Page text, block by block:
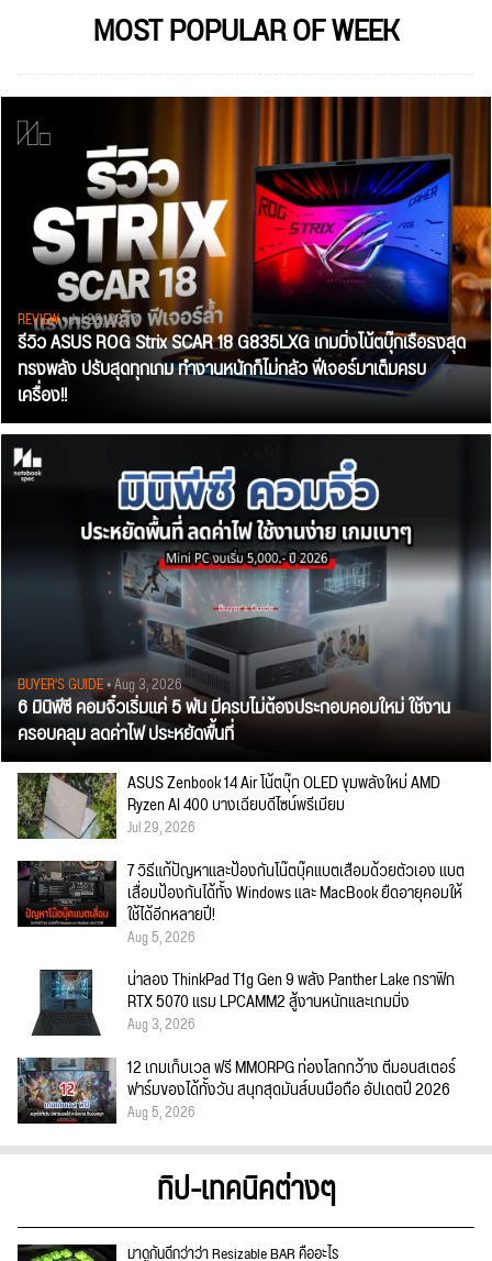
MOST POPULAR OF WEEK
REVIEW• Jul 28, 2026
รีวิว ASUS ROG Strix SCAR 18 G835LXG เกมมิ่งโน้ตบุ๊กเรือธงสุด
ทรงพลัง ปรับสุดทุกเกม ทำงานหนักก็ไม่กลัว ฟีเจอร์มาเต็มครบ
เครื่อง!!
BUYER'S GUIDE• Aug 3, 2026
6 มินิพีซี คอมจิ๋วเริ่มแค่ 5 พัน มีครบไม่ต้องประกอบคอมใหม่ ใช้งาน
ครอบคลุม ลดค่าไฟ ประหยัดพื้นที่
ASUS Zenbook 14 Air โน้ตบุ๊ก OLED ขุมพลังใหม่ AMD
Ryzen AI 400 บางเฉียบดีไซน์พรีเมียม
Jul 29, 2026
7 วิธีแก้ปัญหาและป้องกันโน๊ตบุ๊คแบตเสื่อมด้วยตัวเอง แบต
เสื่อมป้องกันได้ทั้ง Windows และ MacBook ยืดอายุคอมให้
ใช้ได้อีกหลายปี!
Aug 5, 2026
น่าลอง ThinkPad T1g Gen 9 พลัง Panther Lake กราฟิก
RTX 5070 แรม LPCAMM2 สู้งานหนักและเกมมิ่ง
Aug 3, 2026
12 เกมเก็บเวล ฟรี MMORPG ท่องโลกกว้าง ตีมอนสเตอร์
ฟาร์มของได้ทั้งวัน สนุกสุดมันส์บนมือถือ อัปเดตปี 2026
Aug 5, 2026
ทิป-เทคนิคต่างๆ
มาดูกันดีกว่าว่า Resizable BAR คืออะไร